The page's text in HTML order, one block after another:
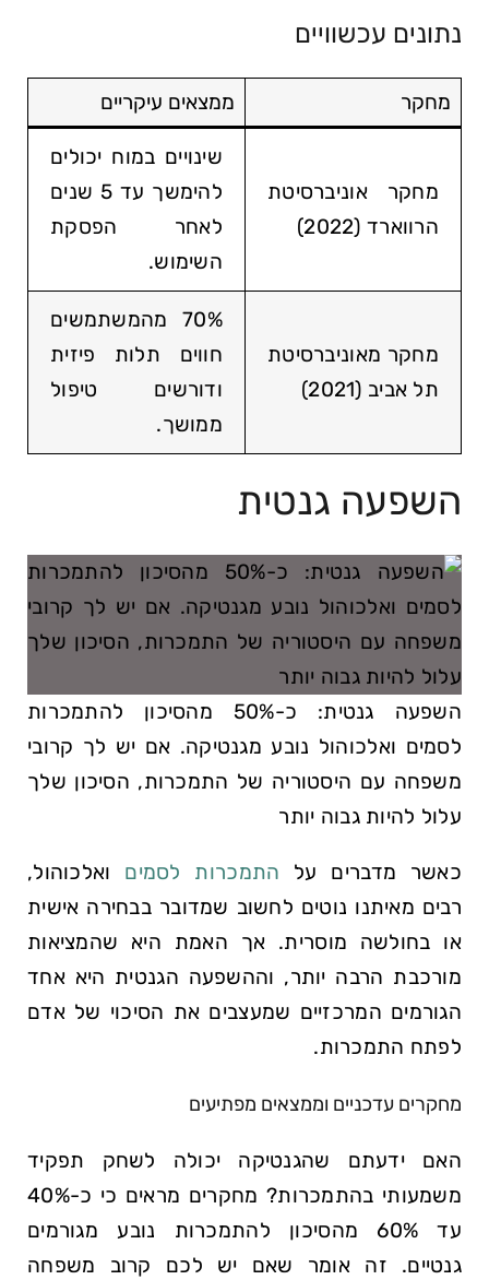
נתונים עכשוויים
מחקר ממצאים עיקריים
מחקר אוניברסיטת
הרווארד (2022)
שינויים במוח יכולים
להימשך עד 5 שנים
לאחר הפסקת
השימוש.
מחקר מאוניברסיטת
תל אביב (2021)
70% מהמשתמשים
חווים תלות פיזית
ודורשים טיפול
ממושך.
השפעה גנטית
השפעה גנטית: כ-50% מהסיכון להתמכרות
לסמים ואלכוהול נובע מגנטיקה. אם יש לך קרובי
משפחה עם היסטוריה של התמכרות, הסיכון שלך
עלול להיות גבוה יותר
כאשר מדברים על התמכרות לסמים ואלכוהול,
רבים מאיתנו נוטים לחשוב שמדובר בבחירה אישית
או בחולשה מוסרית. אך האמת היא שהמציאות
מורכבת הרבה יותר, וההשפעה הגנטית היא אחד
הגורמים המרכזיים שמעצבים את הסיכוי של אדם
לפתח התמכרות.
מחקרים עדכניים וממצאים מפתיעים
האם ידעתם שהגנטיקה יכולה לשחק תפקיד
משמעותי בהתמכרות? מחקרים מראים כי כ-40%
עד 60% מהסיכון להתמכרות נובע מגורמים
גנטיים. זה אומר שאם יש לכם קרוב משפחה